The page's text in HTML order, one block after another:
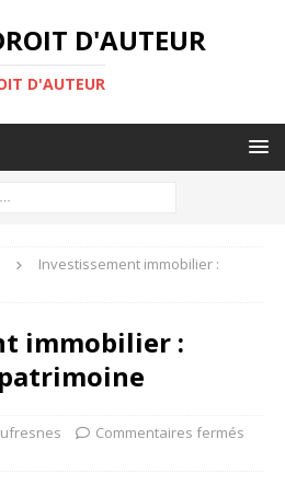
D'AUTEUR
D'AUTEUR
Investissement immobilier :
immobilier :
Commentaires fermés